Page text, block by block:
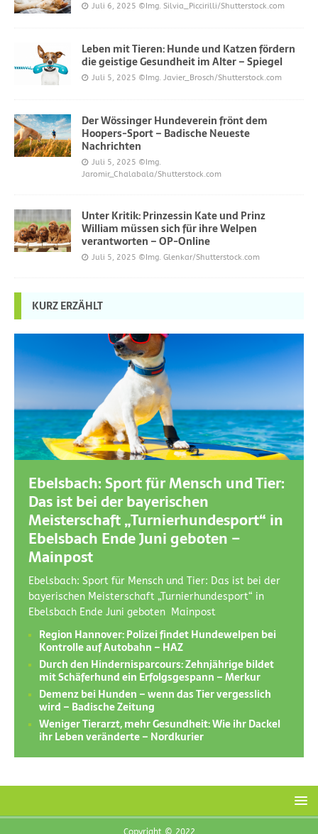
Juli 6, 2025 ©Img. Silvia_Piccirilli/Shutterstock.com
Leben mit Tieren: Hunde und Katzen fördern
die geistige Gesundheit im Alter – Spiegel
Juli 5, 2025 ©Img. Javier_Brosch/Shutterstock.com
Der Wössinger Hundeverein frönt dem
Hoopers-Sport – Badische Neueste
Nachrichten
Juli 5, 2025 ©Img.
Jaromir_Chalabala/Shutterstock.com
Unter Kritik: Prinzessin Kate und Prinz
William müssen sich für ihre Welpen
verantworten – OP-Online
Juli 5, 2025 ©Img. Glenkar/Shutterstock.com
KURZ ERZÄHLT
Ebelsbach: Sport für Mensch und Tier:
Das ist bei der bayerischen
Meisterschaft „Turnierhundesport“ in
Ebelsbach Ende Juni geboten –
Mainpost
Ebelsbach: Sport für Mensch und Tier: Das ist bei der
bayerischen Meisterschaft „Turnierhundesport“ in
Ebelsbach Ende Juni geboten Mainpost
Region Hannover: Polizei findet Hundewelpen bei
Kontrolle auf Autobahn – HAZ
Durch den Hindernisparcours: Zehnjährige bildet
mit Schäferhund ein Erfolgsgespann – Merkur
Demenz bei Hunden – wenn das Tier vergesslich
wird – Badische Zeitung
Weniger Tierarzt, mehr Gesundheit: Wie ihr Dackel
ihr Leben veränderte – Nordkurier